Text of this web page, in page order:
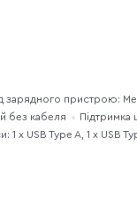
зарядного пристрою:
без кабеля
Підтримка
1 x USB Type A, 1 x USB